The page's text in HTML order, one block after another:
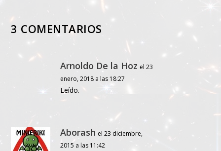
3 COMENTARIOS
Arnoldo De la Hoz el 23
enero, 2018 a las 18:27
Leído.
Aborash el 23 diciembre,
2015 a las 11:42